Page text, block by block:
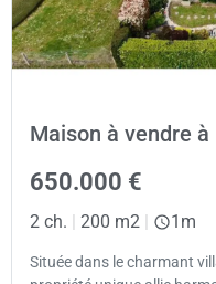
Maison à vendre
650.000 €
2 ch. | 200 m2 | 1m
Située dans le charmant